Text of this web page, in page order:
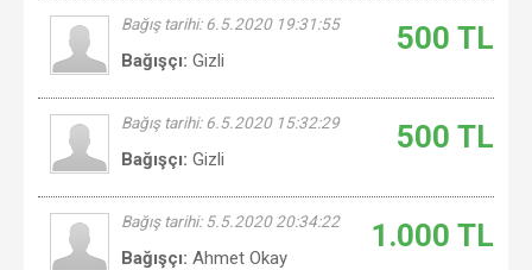
500 TL
Bağış tarihi: 6.5.2020 19:31:55
Bağışçı: Gizli
500 TL
Bağış tarihi: 6.5.2020 15:32:29
Bağışçı: Gizli
1.000 TL
Bağış tarihi: 5.5.2020 20:34:22
Bağışçı: Ahmet Okay